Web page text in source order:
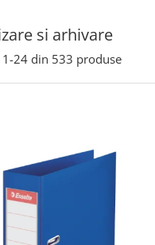
si arhivare
1-24 din 533 produse